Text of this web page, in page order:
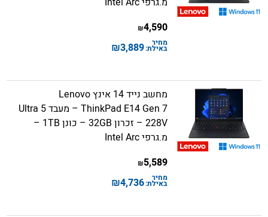
4,590
₪
מחיר
באילת:3,889
₪
מחשב נייד 14 אינץ Lenovo
ThinkPad E14 Gen 7 – מעבד Ultra 5
228V – זכרון 32GB – כונן 1TB –
מ.גרפי Intel Arc
5,589
₪
מחיר
באילת:4,736
₪